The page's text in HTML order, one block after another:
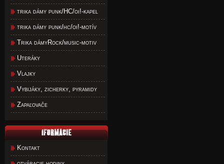
trika dámy punk/HC/oi!-kapel
trika dámy punk/hc/oi!-motív
Trika dámyRock/music-motiv
Uteráky
Vlajky
Vybijáky, zicherky, pyramidy
Zapaľovače
Kontakt